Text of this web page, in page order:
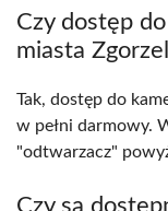
Czy dostęp
miasta
Tak, dostęp do
w pełni darmowy.
"odtwarzacz"
Czy są